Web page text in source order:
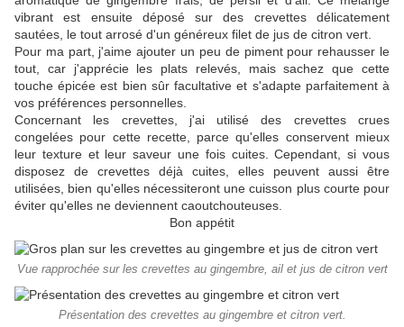
vibrant est ensuite déposé sur des crevettes délicatement
sautées, le tout arrosé d'un généreux filet de jus de citron vert.
Pour ma part, j'aime ajouter un peu de piment pour rehausser le
tout, car j'apprécie les plats relevés, mais sachez que cette
touche épicée est bien sûr facultative et s'adapte parfaitement à
vos préférences personnelles.
Concernant les crevettes, j'ai utilisé des crevettes crues
congelées pour cette recette, parce qu'elles conservent mieux
leur texture et leur saveur une fois cuites. Cependant, si vous
disposez de crevettes déjà cuites, elles peuvent aussi être
utilisées, bien qu'elles nécessiteront une cuisson plus courte pour
éviter qu'elles ne deviennent caoutchouteuses.
Bon appétit
Vue rapprochée sur les crevettes au gingembre, ail et jus de citron vert
Présentation des crevettes au gingembre et citron vert.